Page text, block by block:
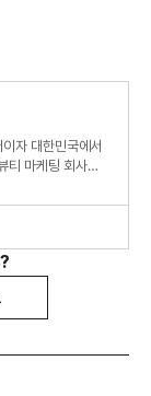
자 대한민국에서
티 마케팅 회사